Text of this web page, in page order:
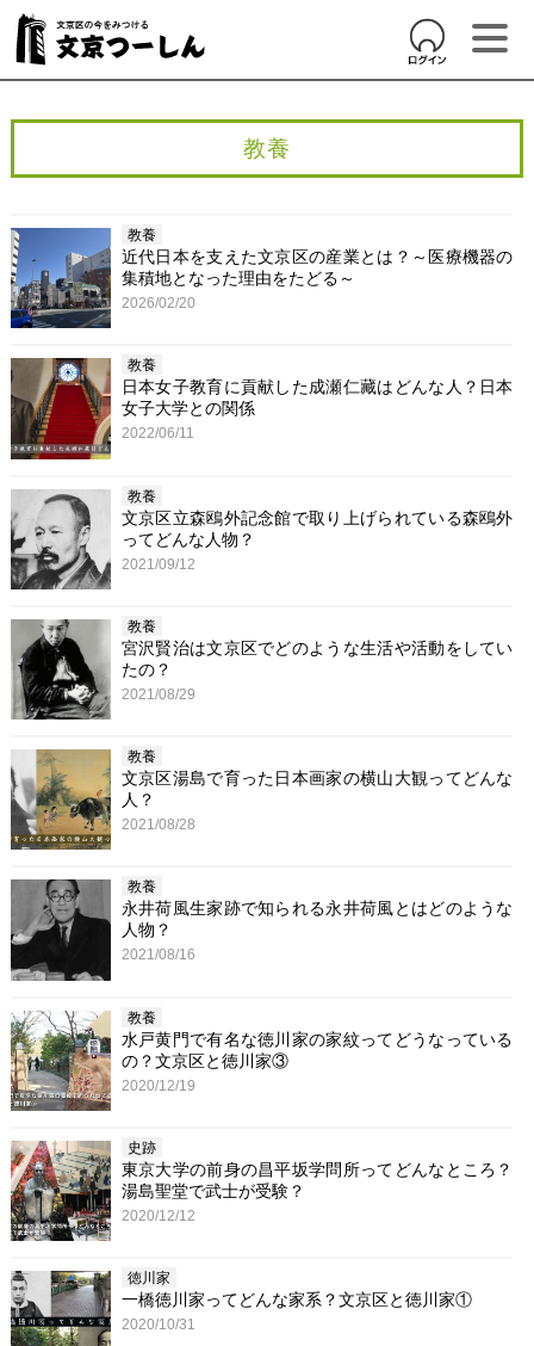
教養
教養
近代日本を支えた文京区の産業とは？～医療機器の
集積地となった理由をたどる～
2026/02/20
教養
日本女子教育に貢献した成瀬仁藏はどんな人？日本
女子大学との関係
2022/06/11
教養
文京区立森鴎外記念館で取り上げられている森鴎外
ってどんな人物？
2021/09/12
教養
宮沢賢治は文京区でどのような生活や活動をしてい
たの？
2021/08/29
教養
文京区湯島で育った日本画家の横山大観ってどんな
人？
2021/08/28
教養
永井荷風生家跡で知られる永井荷風とはどのような
人物？
2021/08/16
教養
水戸黄門で有名な徳川家の家紋ってどうなっている
の？文京区と徳川家③
2020/12/19
史跡
東京大学の前身の昌平坂学問所ってどんなところ？
湯島聖堂で武士が受験？
2020/12/12
徳川家
一橋徳川家ってどんな家系？文京区と徳川家①
2020/10/31